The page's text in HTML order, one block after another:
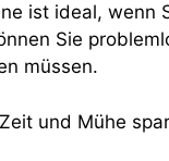
ist ideal, wenn
Sie
müssen.
und Mühe